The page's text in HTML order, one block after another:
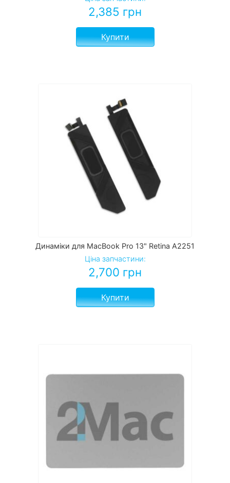
2,385 грн
Купити
Динаміки для MacBook Pro 13" Retina A2251
Ціна запчастини:
2,700 грн
Купити